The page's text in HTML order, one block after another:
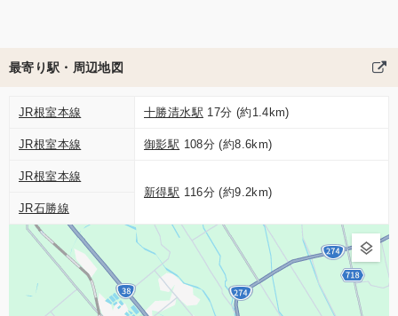
最寄り駅・周辺地図
JR根室本線 十勝清水駅 17分 (約1.4km)
JR根室本線 御影駅 108分 (約8.6km)
JR根室本線
新得駅 116分 (約9.2km)
JR石勝線